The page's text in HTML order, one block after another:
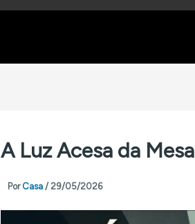
A Luz Acesa da Mesa
Por Casa / 29/05/2026